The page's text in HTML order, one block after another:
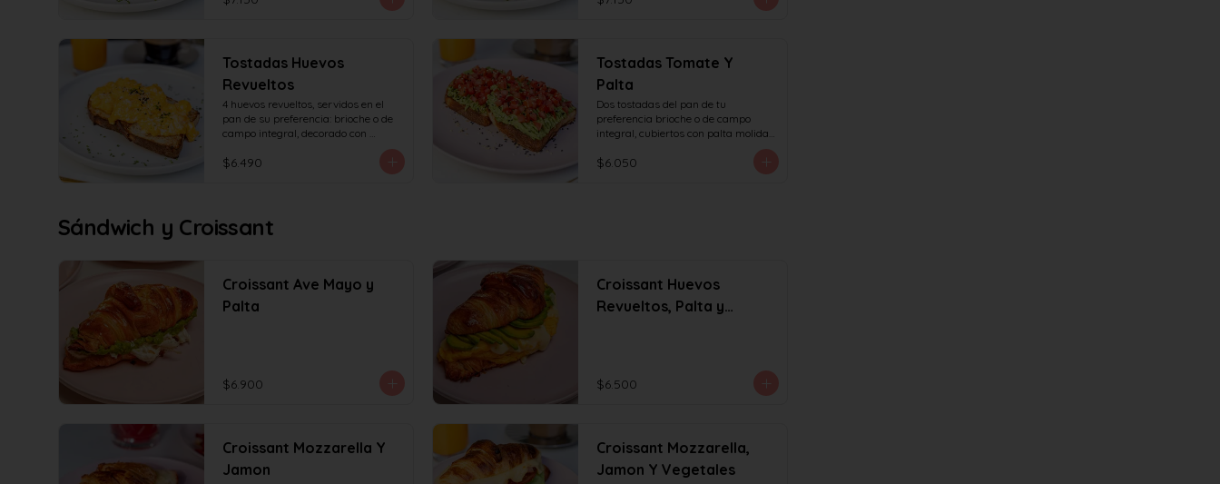
Tostadas Huevos
Revueltos
4 huevos revueltos, servidos en el
pan de su preferencia: brioche o de
campo integral, decorado con
$6.490
Tostadas Tomate Y
Palta
Dos tostadas del pan de tu
preferencia brioche o de campo
integral, cubiertos con palta molida
sésamo o ciboulette.
$6.050
Sándwich y Croissant
Croissant Ave Mayo y
Palta
$6.900
Croissant Huevos
Revueltos, Palta y
$6.500
Croissant Mozzarella Y
Jamon
Croissant Mozzarella,
Jamon Y Vegetales